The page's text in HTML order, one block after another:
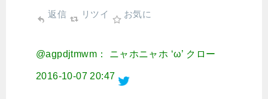
返信 リツイ お気に
@agpdjtmwm： ニャホニャホ ‘ω’ クロー
2016-10-07 20:47